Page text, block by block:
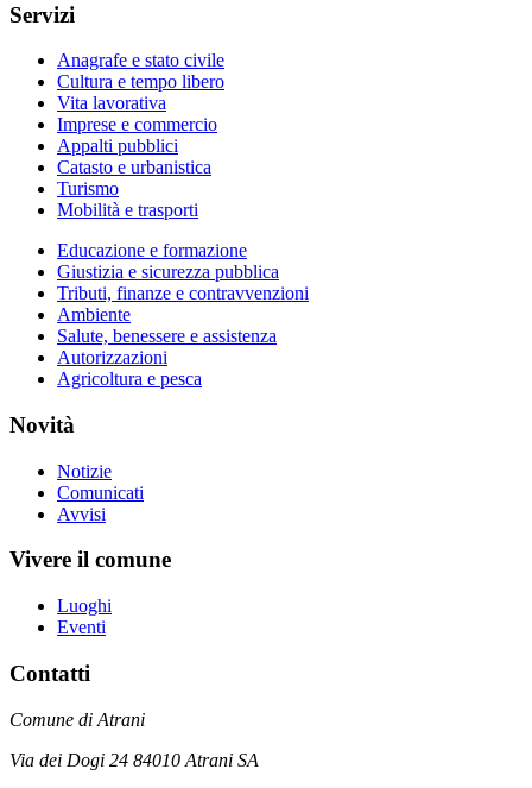
Servizi
Anagrafe e stato civile
Cultura e tempo libero
Vita lavorativa
Imprese e commercio
Appalti pubblici
Catasto e urbanistica
Turismo
Mobilità e trasporti
Educazione e formazione
Giustizia e sicurezza pubblica
Tributi, finanze e contravvenzioni
Ambiente
Salute, benessere e assistenza
Autorizzazioni
Agricoltura e pesca
Novità
Notizie
Comunicati
Avvisi
Vivere il comune
Luoghi
Eventi
Contatti
Comune di Atrani
Via dei Dogi 24 84010 Atrani SA